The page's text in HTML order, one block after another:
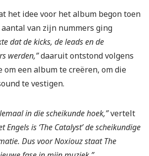
het idee voor het album begon toen
van zijn nummers ging
dat de kicks, de leads en de
werden,”daaruit ontstond volgens
om een album te creëren, om die
te vestigen.
in die scheikunde hoek,”vertelt
Engels is ‘The Catalyst’ de scheikundige
Dus voor Noxiouz staat The